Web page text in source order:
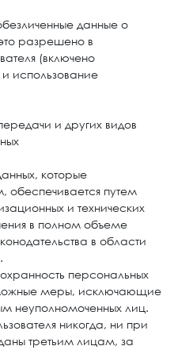
данные о
разрешено в
(включено
использование
и других видов
которые
путем
и технических
в полном объеме
в области
персональных
меры, исключающие
неуполномоченных лиц.
никогда, ни при
третьим лицам, за